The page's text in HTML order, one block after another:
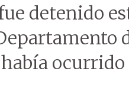
detenido
ocurrido